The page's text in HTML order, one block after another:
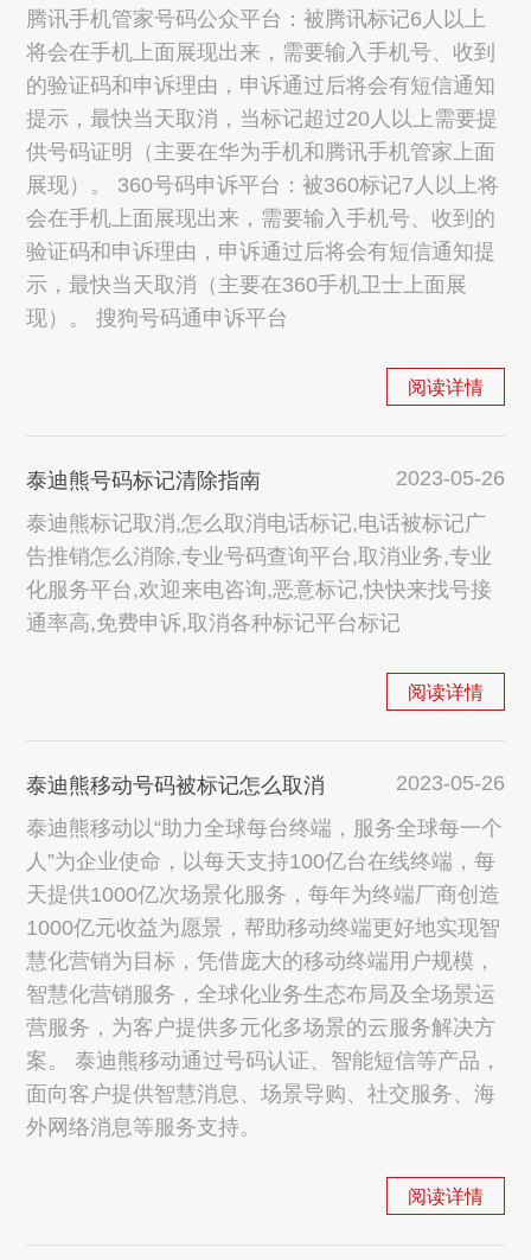
腾讯手机管家号码公众平台：被腾讯标记6人以上
将会在手机上面展现出来，需要输入手机号、收到
的验证码和申诉理由，申诉通过后将会有短信通知
提示，最快当天取消，当标记超过20人以上需要提
供号码证明（主要在华为手机和腾讯手机管家上面
展现）。 360号码申诉平台：被360标记7人以上将
会在手机上面展现出来，需要输入手机号、收到的
验证码和申诉理由，申诉通过后将会有短信通知提
示，最快当天取消（主要在360手机卫士上面展
现）。 搜狗号码通申诉平台
阅读详情
泰迪熊号码标记清除指南
2023-05-26
泰迪熊标记取消,怎么取消电话标记,电话被标记广
告推销怎么消除,专业号码查询平台,取消业务,专业
化服务平台,欢迎来电咨询,恶意标记,快快来找号接
通率高,免费申诉,取消各种标记平台标记
阅读详情
泰迪熊移动号码被标记怎么取消
2023-05-26
泰迪熊移动以“助力全球每台终端，服务全球每一个
人”为企业使命，以每天支持100亿台在线终端，每
天提供1000亿次场景化服务，每年为终端厂商创造
1000亿元收益为愿景，帮助移动终端更好地实现智
慧化营销为目标，凭借庞大的移动终端用户规模，
智慧化营销服务，全球化业务生态布局及全场景运
营服务，为客户提供多元化多场景的云服务解决方
案。 泰迪熊移动通过号码认证、智能短信等产品，
面向客户提供智慧消息、场景导购、社交服务、海
外网络消息等服务支持。
阅读详情